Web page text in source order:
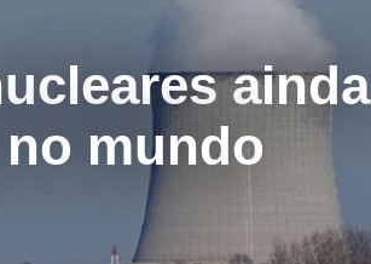
ainda
mundo